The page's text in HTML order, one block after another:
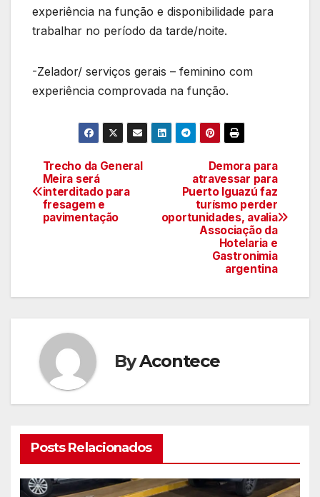
experiência na função e disponibilidade para
trabalhar no período da tarde/noite.
-Zelador/ serviços gerais – feminino com
experiência comprovada na função.
Navegação
de
artigos
Demora para
atravessar para
Puerto Iguazú faz
turísmo perder
oportunidades, avalia
Associação da
Hotelaria e
Gastronimia
argentina
Trecho da General
Meira será
interditado para
fresagem e
pavimentação
ByAcontece
Posts Relacionados